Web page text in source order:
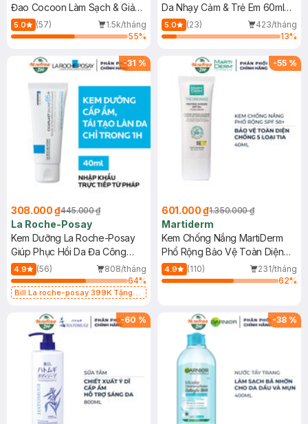
Đao Cocoon Làm Sạch & Giảm
Dầu 500ml
5.0 (57)
1.5k/tháng
55%
Da Nhạy Cảm & Trẻ Em 60ml
(Mới)
5.0 (23)
423/tháng
13%
-31 %
308.000 ₫445.000 ₫
La Roche-Posay
Kem Dưỡng La Roche-Posay
Giúp Phục Hồi Da Đa Công
Dụng 40ml
4.9 (56)
808/tháng
64%
Bill La roche-posay 399K Tặng
(SL có hạn)
-55 %
601.000 ₫1.350.000 ₫
Martiderm
Kem Chống Nắng MartiDerm
Phổ Rộng Bảo Vệ Toàn Diện
40ml
4.9 (110)
231/tháng
62%
-60 % -38 %